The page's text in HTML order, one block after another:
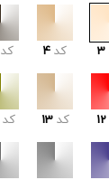
3 کد 4 کد
12 کد 13 کد